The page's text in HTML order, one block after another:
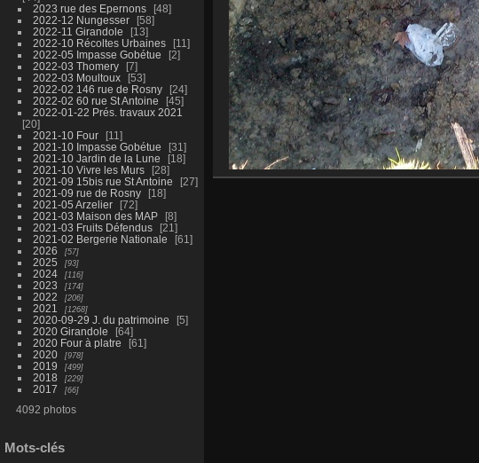
2023 rue des Epernons
48
2022-12 Nungesser
58
2022-11 Girandole
13
2022-10 Récoltes Urbaines
11
2022-05 Impasse Gobétue
2
2022-03 Thomery
7
2022-03 Moultoux
53
2022-02 146 rue de Rosny
24
2022-02 60 rue St Antoine
45
2022-01-22 Prés. travaux 2021
20
2021-10 Four
11
2021-10 Impasse Gobétue
31
2021-10 Jardin de la Lune
18
2021-10 Vivre les Murs
28
2021-09 15bis rue St Antoine
27
2021-09 rue de Rosny
18
2021-05 Arzelier
72
2021-03 Maison des MAP
8
2021-03 Fruits Défendus
21
2021-02 Bergerie Nationale
61
2026
57
2025 93
2024 116
2023 174
2022 206
2021 1268
2020-09-29 J. du patrimoine
5
2020 Girandole
64
2020 Four à platre
61
2020
978
2019 499
2018 229
2017 66
4092 photos
Mots-clés